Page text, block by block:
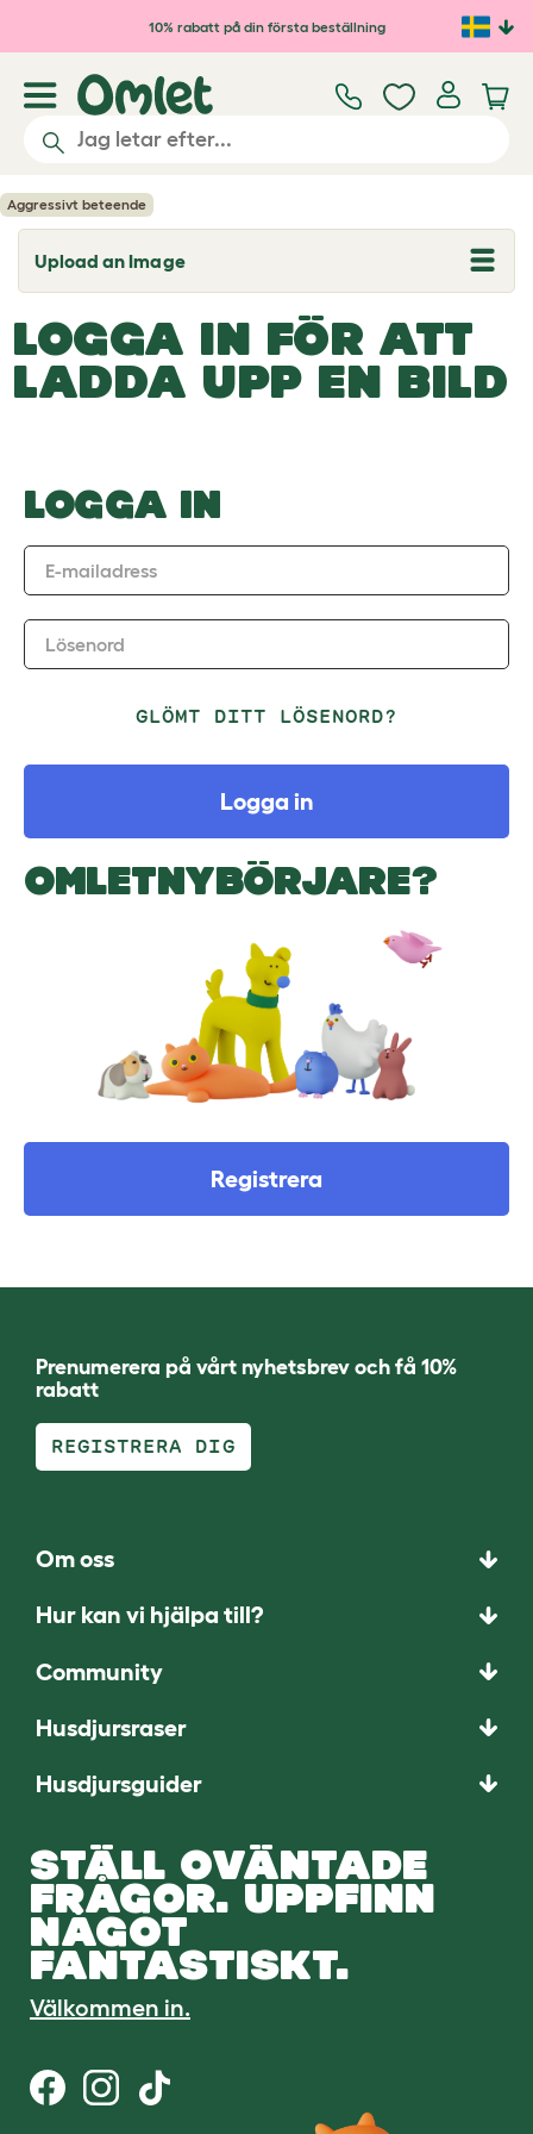
Hoppa till huvudinnehåll
10% rabatt på din första beställning
Aggressivt beteende
Upload an Image
T
o
g
l
d
r
w
n
LOGGA IN FÖR ATT
LADDA UPP EN BILD
LOGGA IN
E-mailadress
Lösenord
GLÖMT DITT LÖSENORD?
Logga in
OMLETNYBÖRJARE?
Registrera
Prenumerera på vårt nyhetsbrev och få 10%
rabatt
REGISTRERA DIG
Om oss
Hur kan vi hjälpa till?
Community
Husdjursraser
Husdjursguider
STÄLL OVÄNTADE
FRÅGOR. UPPFINN
NÅGOT
FANTASTISKT.
Välkommen in.